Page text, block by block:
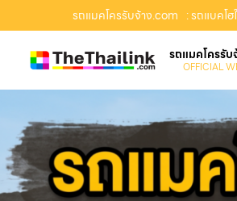
รถแมคโครรับจ้าง.com : รถแบคโ
รถแมคโครรั
OFFICIAL